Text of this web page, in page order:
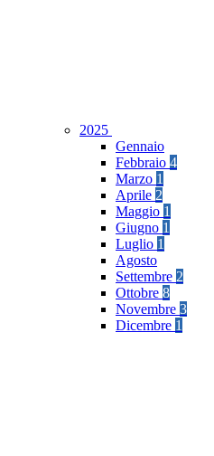
2025
Gennaio
Febbraio 4
Marzo 1
Aprile 2
Maggio 1
Giugno 1
Luglio 1
Agosto
Settembre 2
Ottobre 8
Novembre 3
Dicembre 1